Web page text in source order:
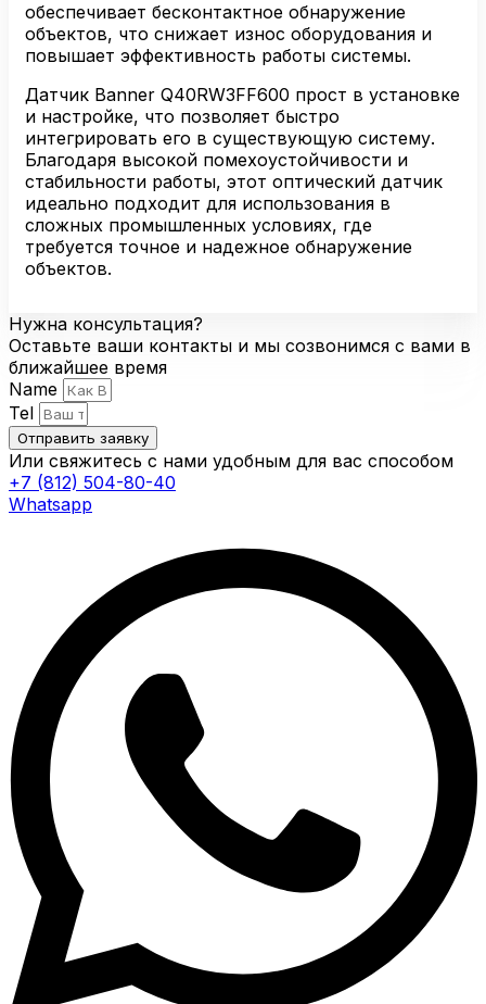
обеспечивает бесконтактное обнаружение
объектов, что снижает износ оборудования и
повышает эффективность работы системы.
Датчик Banner Q40RW3FF600 прост в установке
и настройке, что позволяет быстро
интегрировать его в существующую систему.
Благодаря высокой помехоустойчивости и
стабильности работы, этот оптический датчик
идеально подходит для использования в
сложных промышленных условиях, где
требуется точное и надежное обнаружение
объектов.
Нужна консультация?
Оставьте ваши контакты и мы созвонимся с вами в
ближайшее время
Name
Tel
Отправить заявку
Или свяжитесь с нами удобным для вас способом
+7 (812) 504-80-40
Whatsapp